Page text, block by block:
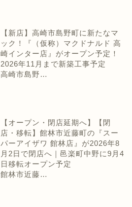
【新店】高崎市島野町に新たなマ
ック！『（仮称）マクドナルド 高
崎インター店』がオープン予定！
2026年11月まで新築工事予定
高崎市島野…
【オープン・閉店延期へ】【閉
店・移転】館林市近藤町の『スー
パーアイザワ 館林店』が2026年8
月2日で閉店へ｜邑楽町中野に9月4
日移転オープン予定
館林市近藤…